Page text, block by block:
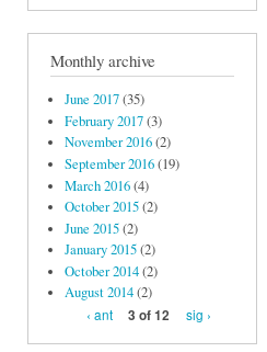
Monthly archive
June 2017(35)
February 2017(3)
November 2016(2)
September 2016(19)
March 2016(4)
October 2015(2)
June 2015(2)
January 2015(2)
October 2014(2)
August 2014(2)
‹ ant
3 of 12 sig ›